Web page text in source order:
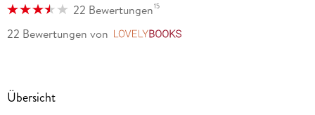
Diese alte Sehnsucht ist ein mal slapstickhaft komischer, mal
nachdenklicher Roman darüber, wie schwer es fallen kann,
Ein Familienroman mit Tempo, Witz und Tiefgang.
22 Bewertungen15
22 Bewertungen von
Übersicht